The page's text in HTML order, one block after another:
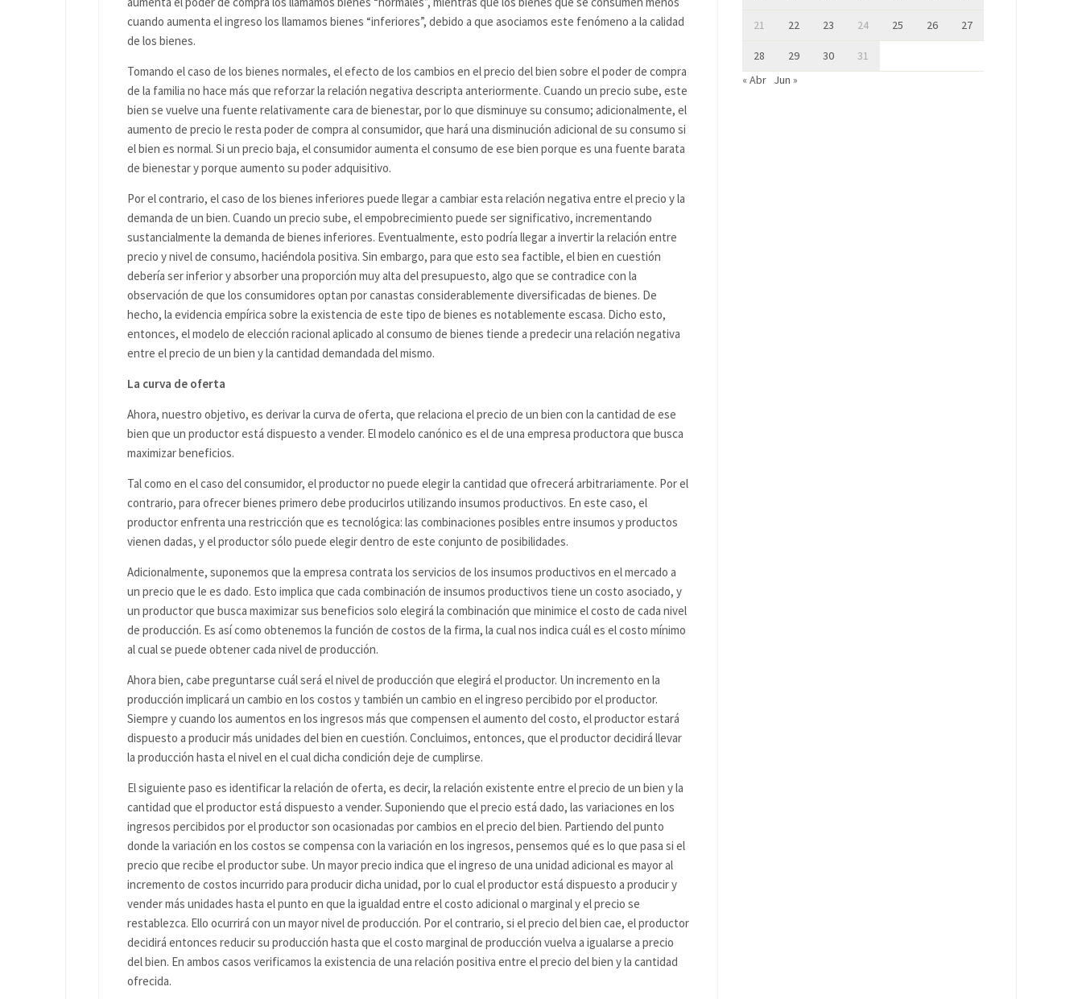
cuando aumenta el ingreso los llamamos bienes “inferiores”, debido a que asociamos este fenómeno a la calidad
de los bienes.
Tomando el caso de los bienes normales, el efecto de los cambios en el precio del bien sobre el poder de compra
de la familia no hace más que reforzar la relación negativa descripta anteriormente. Cuando un precio sube, este
bien se vuelve una fuente relativamente cara de bienestar, por lo que disminuye su consumo; adicionalmente, el
aumento de precio le resta poder de compra al consumidor, que hará una disminución adicional de su consumo si
el bien es normal. Si un precio baja, el consumidor aumenta el consumo de ese bien porque es una fuente barata
de bienestar y porque aumento su poder adquisitivo.
Por el contrario, el caso de los bienes inferiores puede llegar a cambiar esta relación negativa entre el precio y la
demanda de un bien. Cuando un precio sube, el empobrecimiento puede ser significativo, incrementando
sustancialmente la demanda de bienes inferiores. Eventualmente, esto podría llegar a invertir la relación entre
precio y nivel de consumo, haciéndola positiva. Sin embargo, para que esto sea factible, el bien en cuestión
debería ser inferior y absorber una proporción muy alta del presupuesto, algo que se contradice con la
observación de que los consumidores optan por canastas considerablemente diversificadas de bienes. De
hecho, la evidencia empírica sobre la existencia de este tipo de bienes es notablemente escasa. Dicho esto,
entonces, el modelo de elección racional aplicado al consumo de bienes tiende a predecir una relación negativa
entre el precio de un bien y la cantidad demandada del mismo.
La curva de oferta
Ahora, nuestro objetivo, es derivar la curva de oferta, que relaciona el precio de un bien con la cantidad de ese
bien que un productor está dispuesto a vender. El modelo canónico es el de una empresa productora que busca
maximizar beneficios.
Tal como en el caso del consumidor, el productor no puede elegir la cantidad que ofrecerá arbitrariamente. Por el
contrario, para ofrecer bienes primero debe producirlos utilizando insumos productivos. En este caso, el
productor enfrenta una restricción que es tecnológica: las combinaciones posibles entre insumos y productos
vienen dadas, y el productor sólo puede elegir dentro de este conjunto de posibilidades.
Adicionalmente, suponemos que la empresa contrata los servicios de los insumos productivos en el mercado a
un precio que le es dado. Esto implica que cada combinación de insumos productivos tiene un costo asociado, y
un productor que busca maximizar sus beneficios solo elegirá la combinación que minimice el costo de cada nivel
de producción. Es así como obtenemos la función de costos de la firma, la cual nos indica cuál es el costo mínimo
al cual se puede obtener cada nivel de producción.
Ahora bien, cabe preguntarse cuál será el nivel de producción que elegirá el productor. Un incremento en la
producción implicará un cambio en los costos y también un cambio en el ingreso percibido por el productor.
Siempre y cuando los aumentos en los ingresos más que compensen el aumento del costo, el productor estará
dispuesto a producir más unidades del bien en cuestión. Concluimos, entonces, que el productor decidirá llevar
la producción hasta el nivel en el cual dicha condición deje de cumplirse.
El siguiente paso es identificar la relación de oferta, es decir, la relación existente entre el precio de un bien y la
cantidad que el productor está dispuesto a vender. Suponiendo que el precio está dado, las variaciones en los
ingresos percibidos por el productor son ocasionadas por cambios en el precio del bien. Partiendo del punto
donde la variación en los costos se compensa con la variación en los ingresos, pensemos qué es lo que pasa si el
precio que recibe el productor sube. Un mayor precio indica que el ingreso de una unidad adicional es mayor al
incremento de costos incurrido para producir dicha unidad, por lo cual el productor está dispuesto a producir y
vender más unidades hasta el punto en que la igualdad entre el costo adicional o marginal y el precio se
restablezca. Ello ocurrirá con un mayor nivel de producción. Por el contrario, si el precio del bien cae, el productor
decidirá entonces reducir su producción hasta que el costo marginal de producción vuelva a igualarse a precio
del bien. En ambos casos verificamos la existencia de una relación positiva entre el precio del bien y la cantidad
ofrecida.
21 22 23 24 25 26 27
28 29 30
31
« Abr Jun »